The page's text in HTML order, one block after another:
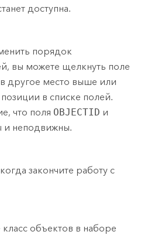
доступна.
порядок
вы можете щелкнуть поле
другое место выше или
в списке полей.
что поля OBJECTID и
и неподвижны.
закончите работу с
класс объектов в наборе